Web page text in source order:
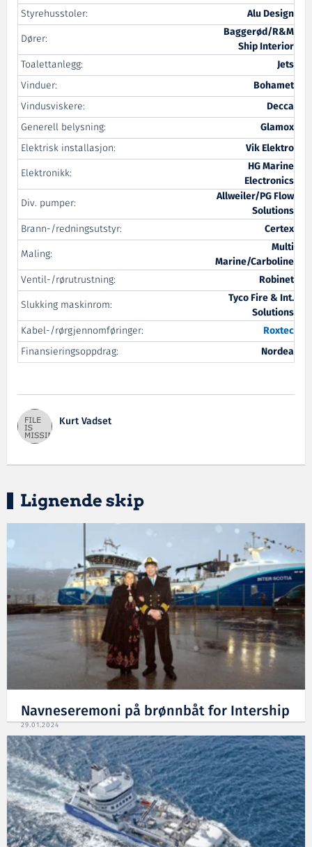
Styrehusstoler:
Alu Design
Dører:
Baggerød/R&M
Ship Interior
Toalettanlegg:
Jets
Vinduer:
Bohamet
Vindusviskere:
Decca
Generell belysning:
Glamox
Elektrisk installasjon:
Vik Elektro
Elektronikk:
HG Marine
Electronics
Div. pumper:
Allweiler/PG Flow
Solutions
Brann-/redningsutstyr:
Certex
Maling:
Multi
Marine/Carboline
Ventil-/rørutrustning:
Robinet
Slukking maskinrom:
Tyco Fire & Int.
Solutions
Kabel-/rørgjennomføringer:
Roxtec
Finansieringsoppdrag:
Nordea
Kurt Vadset
Lignende skip
Navneseremoni på brønnbåt for Intership
29.01.2024